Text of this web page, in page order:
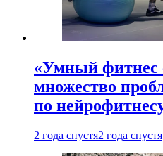
«Умный фитнес
множество
по
2 года спустя2 года спустя